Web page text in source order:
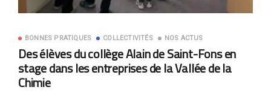
BONNES PRATIQUES COLLECTIVITÉS NOS ACTUS
Des élèves du collège Alain de Saint-Fons en
stage dans les entreprises de la Vallée de la
Chimie